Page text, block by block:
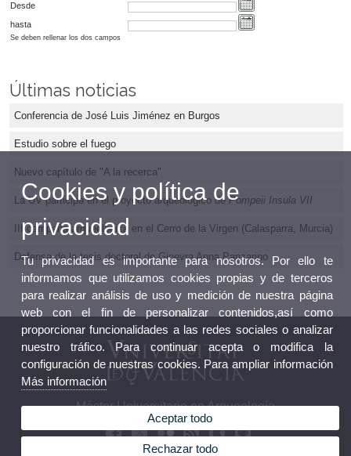
Desde
hasta
Se deben rellenar los dos campos
Últimas noticias
Conferencia de José Luis Jiménez en Burgos
Estudio sobre el fuego
Nuevo capítulo de "A la recerca"
La UV participa en el proyecto arqueológico dePompeii Insula VII
III campaña arqueológica en el Cerro de la Virgen (Calasparra, Murcia)
Defensa de la tesis doctoral de Ginevra Anna Panzarino
Máster Universitario en Arqueología
Cookies y política de
privacidad
Tu privacidad es importante para nosotros. Por ello te
informamos que utilizamos cookies propias y de terceros
para realizar análisis de uso y medición de nuestra página
web con el fin de personalizar contenidos,así como
proporcionar funcionalidades a las redes sociales o analizar
nuestro tráfico. Para continuar acepta o modifica la
configuración de nuestras cookies. Para ampliar información
Más información
Aceptar todo
Rechazar todo